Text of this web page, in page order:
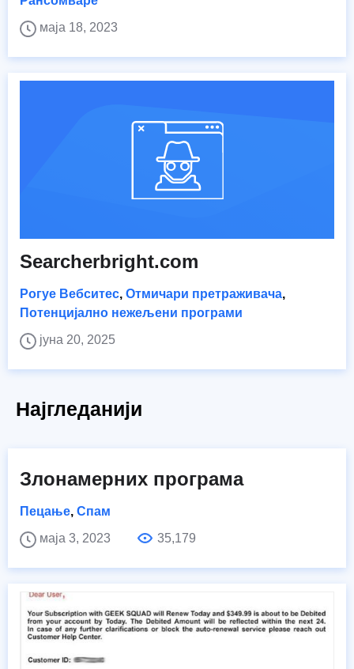
маја 18, 2023
Searcherbright.com
Рогуе Вебситес, Отмичари претраживача,
Потенцијално нежељени програми
јуна 20, 2025
Најгледанији
Злонамерних програма
Пецање, Спам
маја 3, 2023
35,179